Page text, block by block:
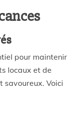
pour maintenir
locaux et de
savoureux. Voici